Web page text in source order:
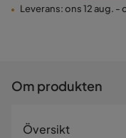
Leverans: ons 12 aug. -
Om produkten
Översikt